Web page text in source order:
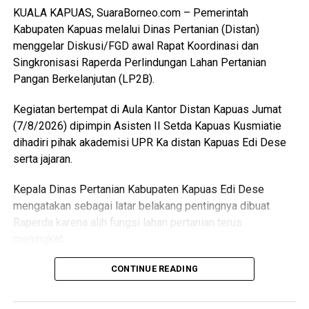
pemotongan unggas dapat berlangsung lebih tertata
memenuhi standar kesehatan masyarakat serta
menghasilkan produk unggas yang lebih bersih serta aman
dikonsumsi,” ujarnya. (Ujg/SB)
Bagikan ke
WhatsApp
Messenger 0 Twitter/X 0
KUALA KAPUAS, SuaraBorneo.com – Pemerintah
Kabupaten Kapuas melalui Dinas Pertanian (Distan)
menggelar Diskusi/FGD awal Rapat Koordinasi dan
Singkronisasi Raperda Perlindungan Lahan Pertanian
Pangan Berkelanjutan (LP2B).
Kegiatan bertempat di Aula Kantor Distan Kapuas Jumat
(7/8/2026) dipimpin Asisten II Setda Kapuas Kusmiatie
dihadiri pihak akademisi UPR Ka distan Kapuas Edi Dese
serta jajaran.
Kepala Dinas Pertanian Kabupaten Kapuas Edi Dese
mengatakan sebagai latar belakang pentingnya dibuat
Raperda karena alih fungsi lahan pertanian terus
“Penyusunan Raperda sebagai dasar perlindungan lahan
CONTINUE READING